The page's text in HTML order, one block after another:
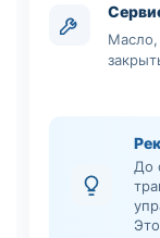
Масло,
До